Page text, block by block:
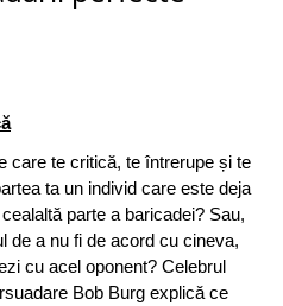
care te critică, te întrerupe și te
ta un individ care este deja
parte a baricadei? Sau,
de a nu fi de acord cu cineva,
cu acel oponent? Celebrul
Bob Burg explică ce